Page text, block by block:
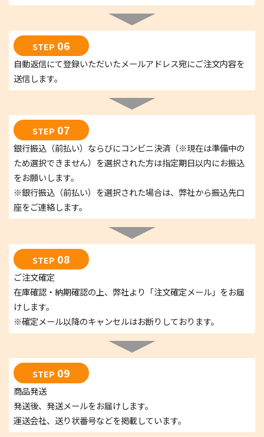
STEP 06
自動返信にて登録いただいたメールアドレス宛にご注文内容を
送信します。
STEP 07
銀行振込（前払い）ならびにコンビニ決済（※現在は準備中の
ため選択できません）を選択された方は指定期日以内にお振込
をお願いします。
※銀行振込（前払い）を選択された場合は、弊社から振込先口
座をご連絡します。
STEP 08
ご注文確定
在庫確認・納期確認の上、弊社より「注文確定メール」をお届
けします。
※確定メール以降のキャンセルはお断りしております。
STEP 09
商品発送
発送後、発送メールをお届けします。
運送会社、送り状番号などを掲載しています。